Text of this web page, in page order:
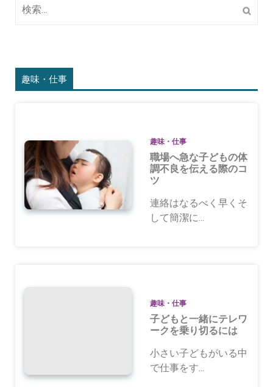
ビ
シ
索:
趣味・仕事
趣味・仕事
職場へ急な子どもの体
調不良を伝える際のコ
ツ
連絡はなるべく早くそ
して簡潔に...
趣味・仕事
子どもと一緒にテレワ
ークを乗り切るには
小さい子どもがいる中
で仕事をす...